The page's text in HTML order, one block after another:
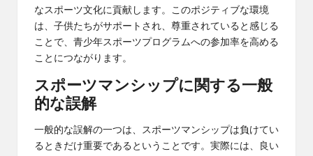
なスポーツ文化に貢献します。このポジティブな環境
は、子供たちがサポートされ、尊重されていると感じる
ことで、青少年スポーツプログラムへの参加率を高める
ことにつながります。
スポーツマンシップに関する一般
的な誤解
一般的な誤解の一つは、スポーツマンシップは負けてい
るときだけ重要であるということです。実際には、良い